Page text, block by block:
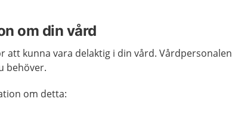
om din vård
att kunna vara delaktig i din vård. Vårdpersonalen
behöver.
om detta: